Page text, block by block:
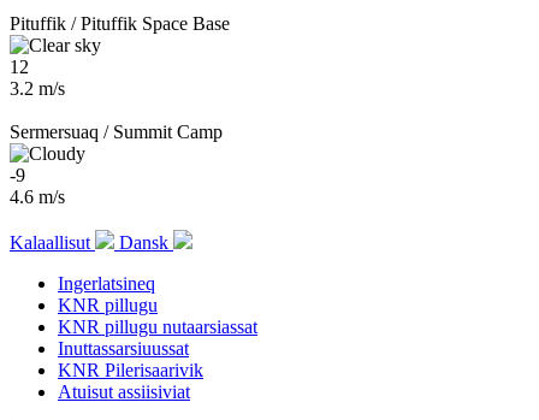
Pituffik / Pituffik Space Base
12
3.2 m/s
Sermersuaq / Summit Camp
-9
4.6 m/s
Kalaallisut
Dansk
Ingerlatsineq
KNR pillugu
KNR pillugu nutaarsiassat
Inuttassarsiuussat
KNR Pilerisaarivik
Atuisut assiisiviat